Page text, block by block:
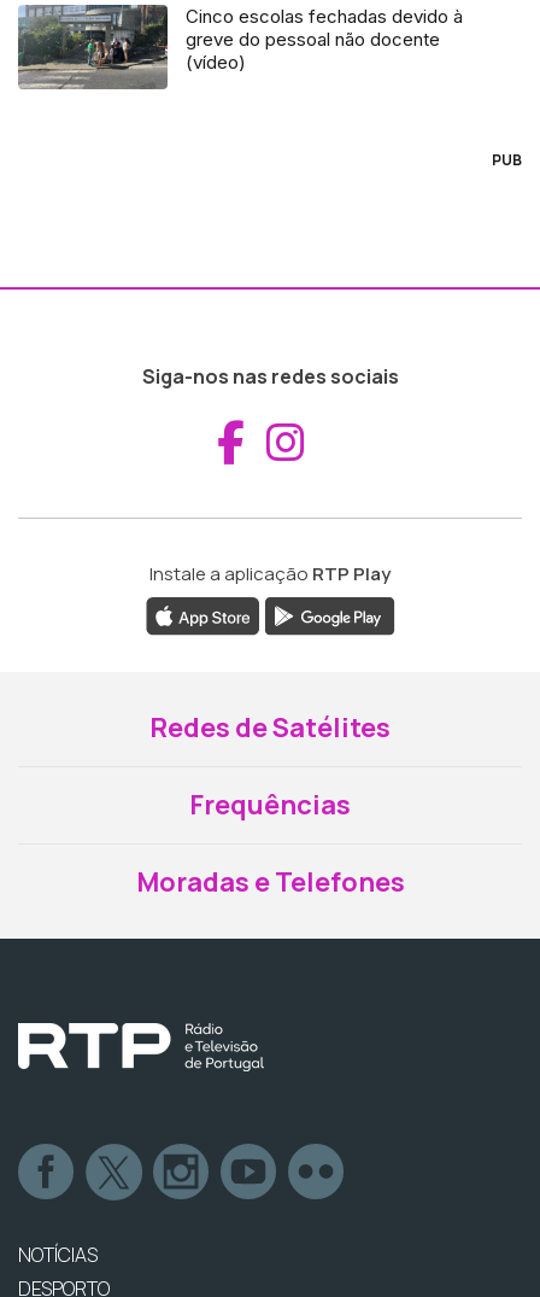
Cinco escolas fechadas devido à
greve do pessoal não docente
(vídeo)
PUB
Siga-nos nas redes sociais
Aceder ao
Instale a aplicação RTP Play
Redes de Satélites
Frequências
Moradas e Telefones
NOTÍCIAS
DESPORTO